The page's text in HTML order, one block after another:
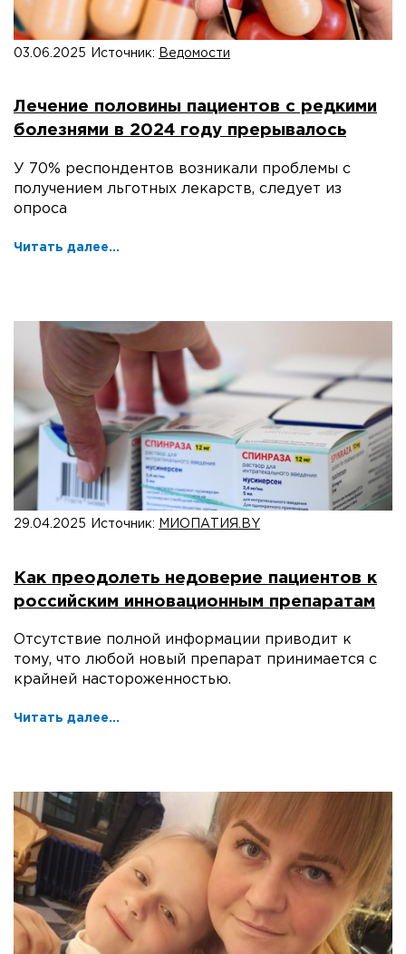
03.06.2025 Источник: Ведомости
Лечение половины пациентов с редкими
болезнями в 2024 году прерывалось
У 70% респондентов возникали проблемы с
получением льготных лекарств, следует из
опроса
Читать далее...
29.04.2025 Источник: МИОПАТИЯ.BY
Как преодолеть недоверие пациентов к
российским инновационным препаратам
Отсутствие полной информации приводит к
тому, что любой новый препарат принимается с
крайней настороженностью.
Читать далее...